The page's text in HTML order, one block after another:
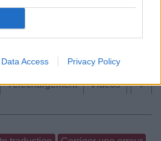
Data Access Privacy Policy
⇑
Téléchargement
Vidéos